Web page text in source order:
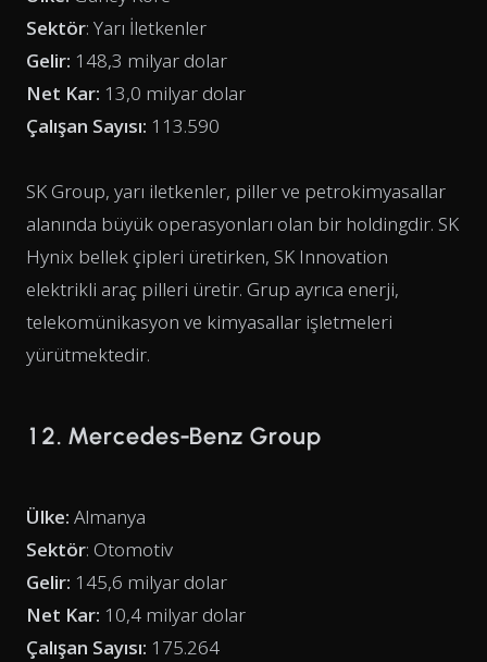
Sektör: Yarı İletkenler
Gelir: 148,3 milyar dolar
Net Kar: 13,0 milyar dolar
Çalışan Sayısı: 113.590
SK Group, yarı iletkenler, piller ve petrokimyasallar
alanında büyük operasyonları olan bir holdingdir. SK
Hynix bellek çipleri üretirken, SK Innovation
elektrikli araç pilleri üretir. Grup ayrıca enerji,
telekomünikasyon ve kimyasallar işletmeleri
yürütmektedir.
12. Mercedes-Benz Group
Ülke: Almanya
Sektör: Otomotiv
Gelir: 145,6 milyar dolar
Net Kar: 10,4 milyar dolar
Çalışan Sayısı: 175.264